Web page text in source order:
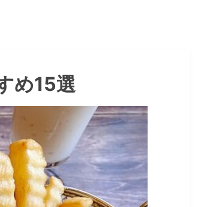
め15選